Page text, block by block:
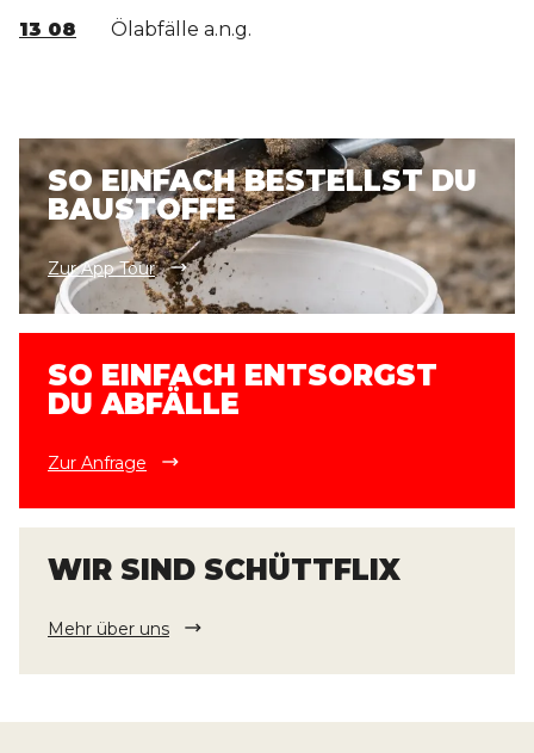
13 08 Ölabfälle a.n.g.
SO EINFACH BESTELLST DU
BAUSTOFFE
Zur App Tour
SO EINFACH ENTSORGST
DU ABFÄLLE
Zur Anfrage
WIR SIND SCHÜTTFLIX
Mehr über uns